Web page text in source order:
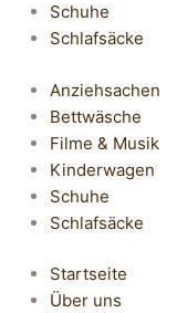
Schuhe
Schlafsäcke
Anziehsachen
Bettwäsche
Filme & Musik
Kinderwagen
Schuhe
Schlafsäcke
Startseite
Über uns